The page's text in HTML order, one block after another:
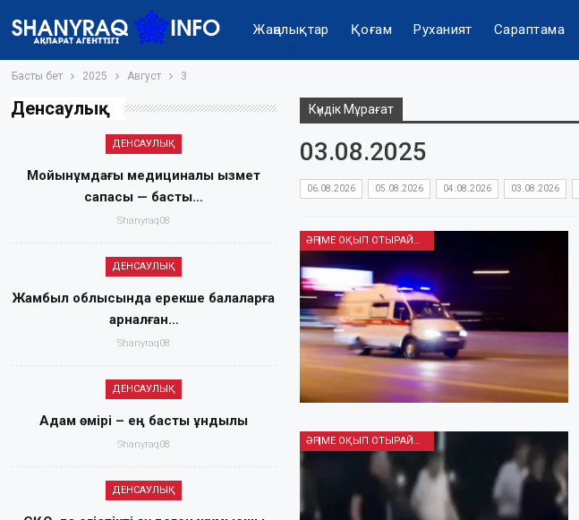
Жаңалықтар Қоғам Руханият Сараптама
Басты бет 2025 Август 3
Күндік Мұрағат
03.08.2025
06.08.2026 05.08.2026 04.08.2026 03.08.2026
ӘҢГІМЕ ОҚЫП ОТЫРАЙЫҚ
ӘҢГІМЕ ОҚЫП ОТЫРАЙЫҚ
Денсаулық
ДЕНСАУЛЫҚ
Мойынқұмдағы медициналық қызмет
сапасы — басты…
Shanyraq08
ДЕНСАУЛЫҚ
Жамбыл облысында ерекше балаларға
арналған…
Shanyraq08
ДЕНСАУЛЫҚ
Адам өмірі – ең басты құндылық
Shanyraq08
ДЕНСАУЛЫҚ